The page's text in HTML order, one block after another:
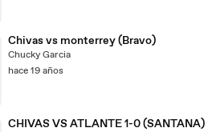
Chivas vs monterrey (Bravo)
Chucky Garcia
hace 19 años
CHIVAS VS ATLANTE 1-0 (SANTANA)